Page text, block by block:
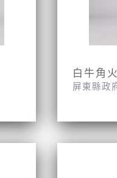
白牛角
屏東縣政